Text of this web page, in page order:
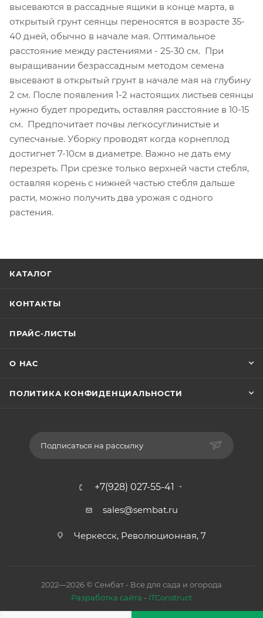
высеваются в рассадные ящики в конце марта, в
открытый грунт сеянцы переносятся в возрасте 35-
40 дней, обычно в начале мая. Оптимальное
расстояние между растениями - 25-30 см. При
выращивании безрассадным методом семена
высевают в открытый грунт в начале мая на глубину
2 см. После появления 1-2 настоящих листьев сеянцы
нужно будет проредить, оставляя расстояние в 10-15
см. Предпочитает почвы легкосуглинистые и
супесчаные. Уборку проводят когда корнеплод
достигнет 7-10см в диаметре. Важно не дать ему
перезреть. При срезке только верхней части стебля,
оставляя корень с нижней частью стебля дальше
расти, можно получить два урожая с одного
растения.
КАТАЛОГ
КОНТАКТЫ
ПРАЙС-ЛИСТЫ
О НАС
ПОЛИТИКА КОНФИДЕНЦИАЛЬНОСТИ
Подписаться на рассылку
+7(928) 027-55-41
sales@sembat.ru
Черкесск, Революционная, 7
2022—2026 © Сембат - Все для сада и огорода
Разработка сайта - ITConstruct